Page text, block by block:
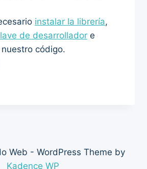
instalar la librería,
de desarrollador e
código.
Web - WordPress Theme by
Kadence WP